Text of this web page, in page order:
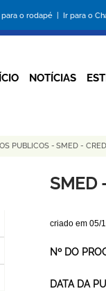
para o rodapé | Ir para o
NOTÍCIAS
PUBLICOS - SMED -
SMED
criado em 05/
Nº DO
DATA DA